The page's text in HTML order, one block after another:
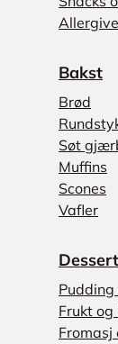
Bakst
Brød
Søt
Muffins
Scones
Vafler
Pudding
Frukt
Fromasj